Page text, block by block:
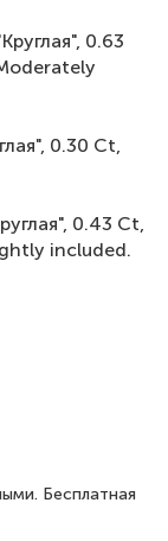
0.63
0.30 Ct,
0.43 Ct,
included.
Бесплатная